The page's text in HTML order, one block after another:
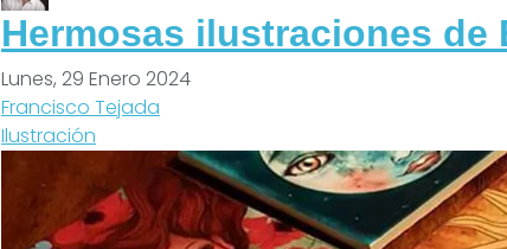
Hermosas ilustraciones de
Lunes, 29 Enero 2024
Francisco Tejada
Ilustración